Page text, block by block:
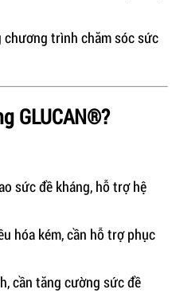
trình chăm sóc sức
GLUCAN®?
sức đề kháng, hỗ trợ hệ
hóa kém, cần hỗ trợ phục
cần tăng cường sức đề